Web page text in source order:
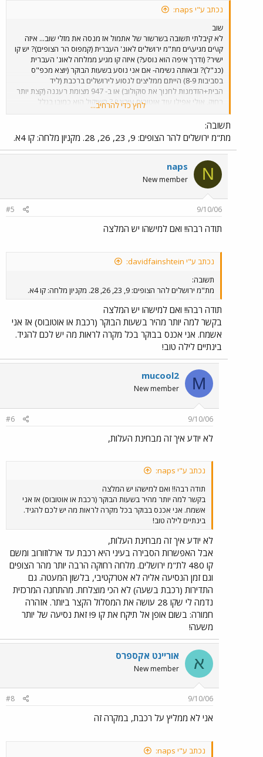
נכתב ע"י naps:
שוב
לא קיבלתי תשובה בשרשור של אתמול אז מנסה את מזלי שוב... איזה
קו\ים מגיע\ים מת"מ ירושלים לאונ' העברית (קמפוס הר הצופים)? יש קו
ישיר? (ודרך איפה הוא נוסע?) איזה קו מגיע ממלחה לאונ' העברית
(כנ"ל)? ובאותה נשימה- אם אני נוסע בשעות הבוקר (יוצא מכפ"ס
בסביבות 8-9) הייתם ממליצים לנסוע לירושלים ברכבת (ליד
הבית+הזדמנות לחנוך את סוקולוב) או ב- 947 מצומת רעננה (קצת יותר
רחוק, אולי אפילו עוד אוטובוס עירוני) ? השיקול הוא כמובן בגלל
הפקקים. וכבר בסוף הנשימה אבל נשאר ממש מעט אוויר- כמה עולה
שמח!
לחץ כדי להרחיב...
תשובה:
מת"מ ירושלים להר הצופים: 9, 23, 26, 28. מקניון מלחה: קו 4א.
N
naps
New member
9/10/06
#5
תודה רבה!! ואם למישהו יש המלצה
נכתב ע"י davidfainshtein:
תשובה:
מת"מ ירושלים להר הצופים: 9, 23, 26, 28. מקניון מלחה: קו 4א.
תודה רבה!! ואם למישהו יש המלצה
בקשר למה יותר מהיר בשעות הבוקר (רכבת או אוטובוס) אז אני
אשמח. אני אכנס בבוקר בכל מקרה לראות מה יש לכם להגיד.
בינתיים לילה טוב!
M
mucool2
New member
9/10/06
#6
לא יודע איך זה מבחינת העלות,
נכתב ע"י naps:
תודה רבה!! ואם למישהו יש המלצה
בקשר למה יותר מהיר בשעות הבוקר (רכבת או אוטובוס) אז אני
אשמח. אני אכנס בבוקר בכל מקרה לראות מה יש לכם להגיד.
בינתיים לילה טוב!
לא יודע איך זה מבחינת העלות,
אבל האפשרות הסבירה בעיני היא רכבת עד ארלוזורוב ומשם
קו 480 לת"מ ירושלים. מלחה רחוקה הרבה יותר מהר הצופים
וגם זמן הנסיעה אליה לא אטרקטיבי, בלשון המעטה. גם
התדירות (רכבת בשעה) לא הכי מוצלחת. מהתחנה המרכזית
נדמה לי שקו 28 עושה את המסלול הקצר ביותר. אזהרה
חמורה: בשום אופן אל תיקח את קו 9! זאת נסיעה של יותר
משעה!
א אוריינט אקספרס
New member
9/10/06
#8
אני לא ממליץ על רכבת, במקרה זה
נכתב ע"י naps: